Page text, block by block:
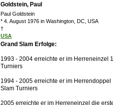
Goldstein, Paul
Paul Goldstein
* 4. August 1976 in Washington, DC, USA
†
USA
Grand Slam Erfolge:
1993 - 2004 erreichte er im Herreneinzel
Turniers
1994 - 2005 erreichte er im
Slam Turniers
2005 erreichte er im Herreneinzel die